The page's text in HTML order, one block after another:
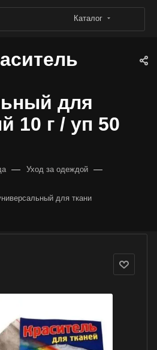
Каталог
для
10 г / уп 50
— Уход за одеждой —
для ткани